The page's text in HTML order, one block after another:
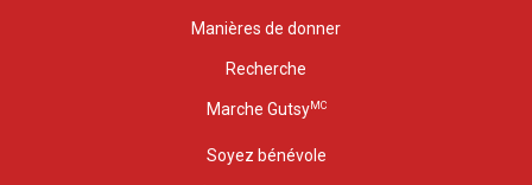
Manières de donner
Recherche
Marche GutsyMC
Soyez bénévole